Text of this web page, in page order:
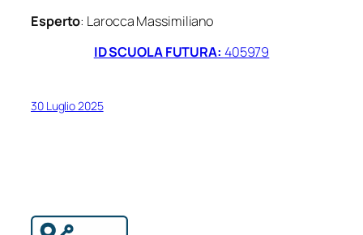
Esperto: Larocca Massimiliano
ID SCUOLA FUTURA: 405979
30 Luglio 2025